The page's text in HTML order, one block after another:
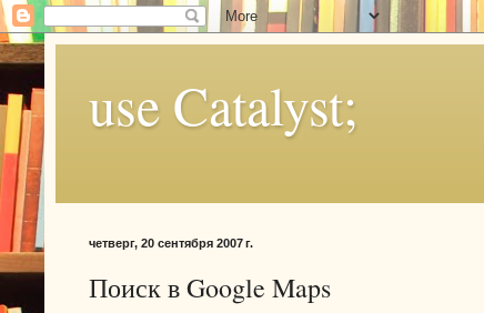
use Catalyst;
четверг, 20 сентября 2007 г.
Поиск в Google Maps